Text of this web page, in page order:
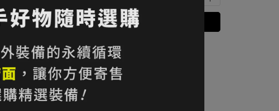
加入購物車 立即購買
此商品 「 最高 」可以折抵紅利7000點 (約等於